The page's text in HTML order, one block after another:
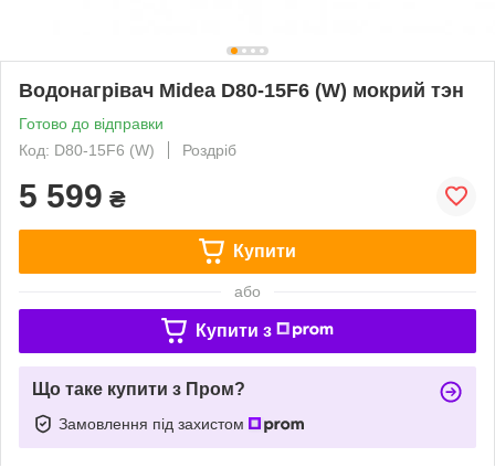
Водонагрівач Midea D80-15F6 (W) мокрий тэн
Готово до відправки
Код: D80-15F6 (W)
Роздріб
5 599 ₴
Купити
або
Купити з
Що таке купити з Пром?
Замовлення під захистом